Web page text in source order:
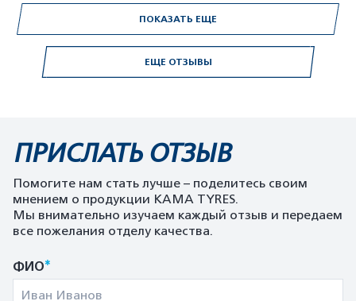
ЕЩЕ ОТЗЫВЫ
ПОКАЗАТЬ ЕЩЕ
ПРИСЛАТЬ ОТЗЫВ
Помогите нам стать лучше – поделитесь своим
мнением о продукции KAMA TYRES.
Мы внимательно изучаем каждый отзыв и передаем
все пожелания отделу качества.
ФИО*